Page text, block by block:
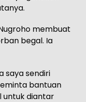
membuat
begal. Ia
saya sendiri
bantuan
untuk diantar